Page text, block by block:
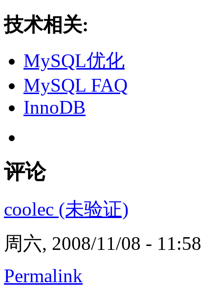
技术相关:
MySQL优化
MySQL FAQ
InnoDB
评论
coolec (未验证)
周六, 2008/11/08 - 11:58
Permalink